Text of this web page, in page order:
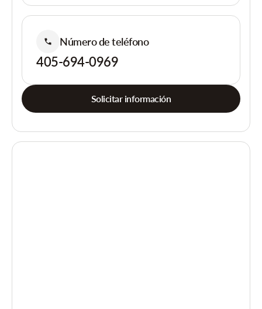
Número de teléfono
405-694-0969
Solicitar información